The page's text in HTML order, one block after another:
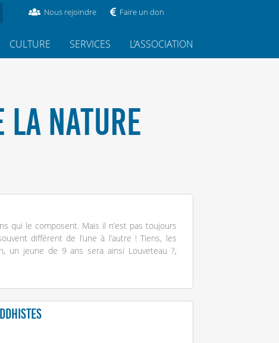
Nous rejoindre Faire un don
CULTURE SERVICES L’ASSOCIATION
LA NATURE
qui le composent. Mais il n’est pas toujours
différent de l’une à l’autre ! Tiens, les
un jeune de 9 ans sera ainsi Louveteau ?,